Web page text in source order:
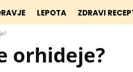
LEPOTA ZDRAVI
orhideje?